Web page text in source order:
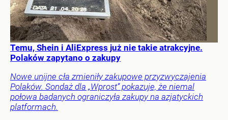
Temu, Shein i AliExpress już nie takie atrakcyjne.
Polaków zapytano o zakupy
Nowe unijne cła zmieniły zakupowe przyzwyczajenia
Polaków. Sondaż dla „Wprost” pokazuje, że niemal
połowa badanych ograniczyła zakupy na azjatyckich
platformach.